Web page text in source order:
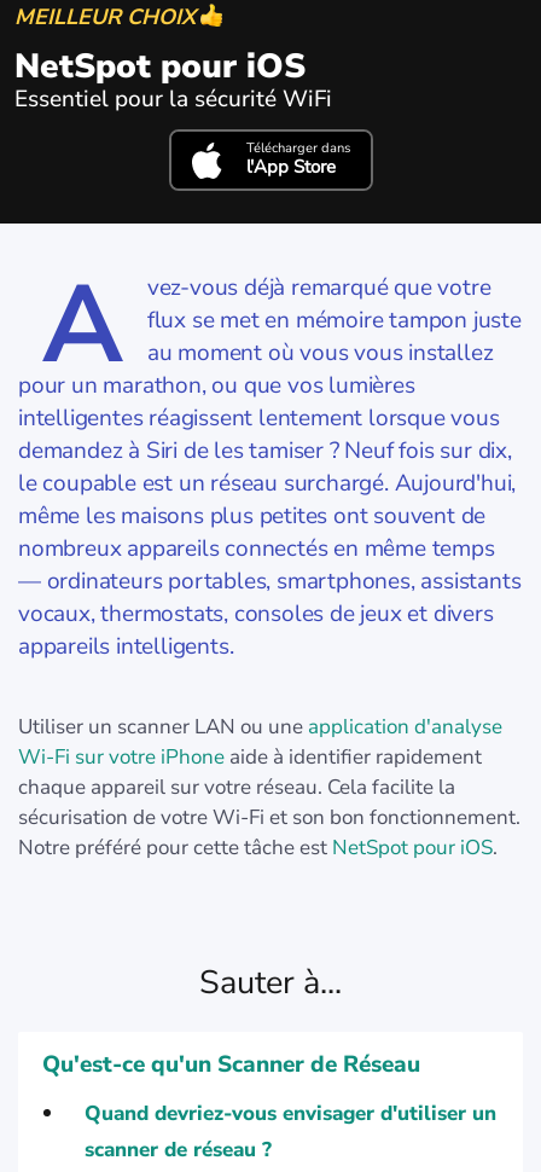
MEILLEUR CHOIX
NetSpot pour iOS
Essentiel pour la sécurité WiFi
Télécharger dans
l'App Store
A
vez-vous déjà remarqué que votre
flux se met en mémoire tampon juste
au moment où vous vous installez
pour un marathon, ou que vos lumières
intelligentes réagissent lentement lorsque vous
demandez à Siri de les tamiser ? Neuf fois sur dix,
le coupable est un réseau surchargé. Aujourd'hui,
même les maisons plus petites ont souvent de
nombreux appareils connectés en même temps
— ordinateurs portables, smartphones, assistants
vocaux, thermostats, consoles de jeux et divers
appareils intelligents.
Utiliser un scanner LAN ou une application d'analyse
Wi-Fi sur votre iPhone aide à identifier rapidement
chaque appareil sur votre réseau. Cela facilite la
sécurisation de votre Wi-Fi et son bon fonctionnement.
Notre préféré pour cette tâche est NetSpot pour iOS.
Sauter à...
Qu'est-ce qu'un Scanner de Réseau
Quand devriez-vous envisager d'utiliser un
scanner de réseau ?